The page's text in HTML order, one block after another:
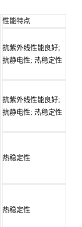
性能特点
抗紫外线性能良好;
抗静电性; 热稳定性
抗紫外线性能良好;
抗静电性; 热稳定性
热稳定性
热稳定性